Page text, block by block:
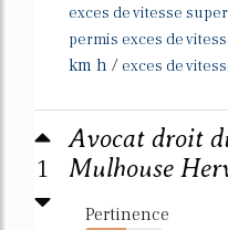
exces de vitesse
permis exces de
km h / exces de
1
Avocat droit
Mulhouse
Pertinence